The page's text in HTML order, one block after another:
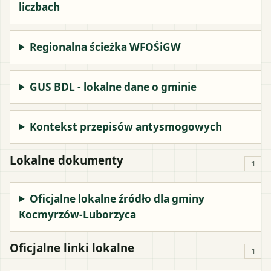
liczbach
Regionalna ścieżka WFOŚiGW
GUS BDL - lokalne dane o gminie
Kontekst przepisów antysmogowych
Lokalne dokumenty 1
Oficjalne lokalne źródło dla gminy
Kocmyrzów-Luborzyca
Oficjalne linki lokalne 1